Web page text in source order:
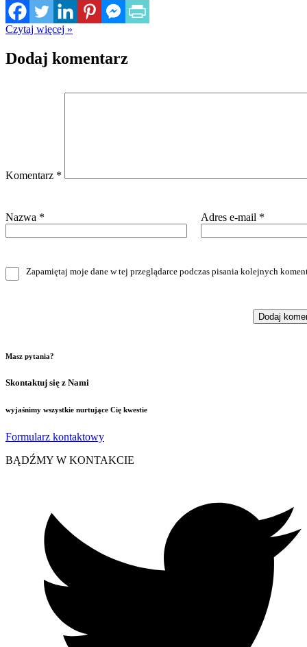
Czytaj więcej »
Dodaj komentarz
Komentarz *
Nazwa * Adres e-mail *
Zapamiętaj moje dane w tej przeglądarce podczas pisania kolejnych
Masz pytania?
Skontaktuj się z Nami
wyjaśnimy wszystkie nurtujące Cię kwestie
Formularz kontaktowy
BĄDŹMY W KONTAKCIE